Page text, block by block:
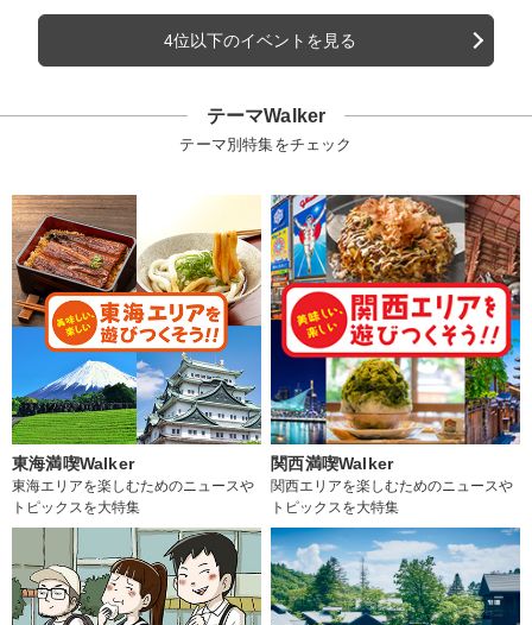
4位以下のイベントを見る
テーマWalker
テーマ別特集をチェック
東海満喫Walker
東海エリアを楽しむためのニュースや
トピックスを大特集
関西満喫Walker
関西エリアを楽しむためのニュースや
トピックスを大特集